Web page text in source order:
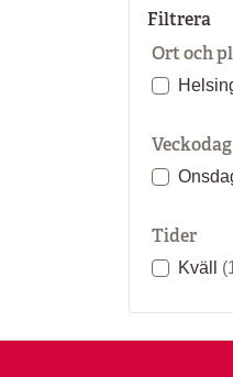
Filtrera
Ort och
Veckodag
Tider
Kväll